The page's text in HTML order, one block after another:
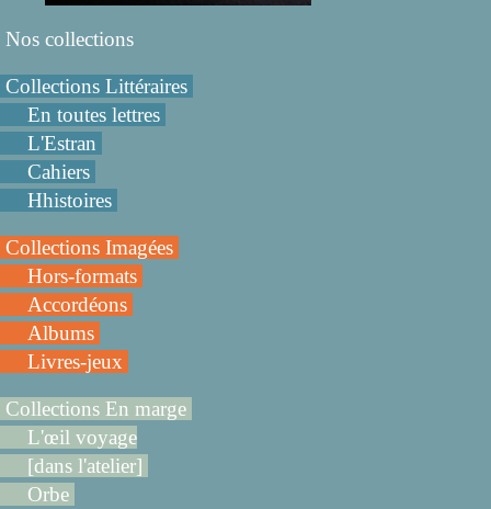
Nos collections
Collections Littéraires
En toutes lettres
L'Estran
Cahiers
Hhistoires
Collections Imagées
Hors-formats
Accordéons
Albums
Livres-jeux
Collections En marge
L'œil voyage
[dans l'atelier]
Orbe